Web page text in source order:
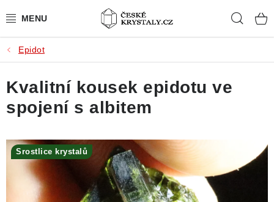
na
PŘÍRODNÍ KAMENY
BROUŠENÉ KAMENY
MISTROVSKÉ KRYSTALY
ŠPERKY S KAMENY
SLEVY
Epidot
Kvalitní kousek epidotu ve
spojení s albitem
Srostlice krystalů